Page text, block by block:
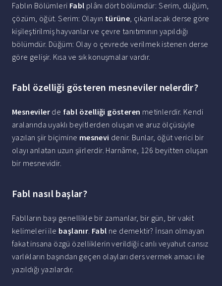
Fablın Bölümleri Fabl plânı dört bölümdür: Serim, düğüm,
çözüm, öğüt. Serim: Olayın türüne, çıkarılacak derse göre
kişileştirilmiş hayvanlar ve çevre tanıtımının yapıldığı
bölümdür. Düğüm: Olay o çevrede verilmek istenen derse
göre gelişir. Kısa ve sık konuşmalar vardır.
Fabl özelliği gösteren mesneviler nelerdir?
Mesneviler de fabl özelliği gösteren metinlerdir. Kendi
aralarında uyaklı beyitlerden oluşan ve aruz ölçüsüyle
yazılan şiir biçimine mesnevi denir. Bunlar, öğüt verici bir
olayı anlatan uzun şiirlerdir. Harnâme, 126 beyitten oluşan
bir mesnevidir.
Fabl nasıl başlar?
Fablların başı genellikle bir zamanlar, bir gün, bir vakit
kelimeleri ile başlanır. Fabl ne demektir? İnsan olmayan
fakat insana özgü özelliklerin verildiği canlı veyahut cansız
varlıkların başından geçen olayları ders vermek amacı ile
yazıldığı yazılardır.